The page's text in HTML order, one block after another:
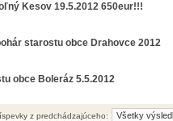
Kesov 19.5.2012 650eur!!!
starostu obce Drahovce 2012
obce Boleráz 5.5.2012
z predchádzajúceho: